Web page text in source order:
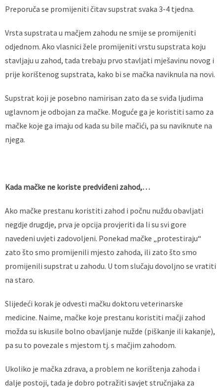
Preporuča se promijeniti čitav supstrat svaka 3-4 tjedna.
Vrsta supstrata u mačjem zahodu ne smije se promijeniti
odjednom. Ako vlasnici žele promijeniti vrstu supstrata koju
stavljaju u zahod, tada trebaju prvo stavljati mješavinu novog i
prije korištenog supstrata, kako bi se mačka naviknula na novi.
Supstrat koji je posebno namirisan zato da se sviđa ljudima
uglavnom je odbojan za mačke. Moguće ga je koristiti samo za
mačke koje ga imaju od kada su bile mačići, pa su naviknute na
njega.
Kada mačke ne koriste predviđeni zahod,…
Ako mačke prestanu koristiti zahod i počnu nuždu obavljati
negdje drugdje, prva je opcija provjeriti da li su svi gore
navedeni uvjeti zadovoljeni. Ponekad mačke „protestiraju“
zato što smo promijenili mjesto zahoda, ili zato što smo
promijenili supstrat u zahodu. U tom slučaju dovoljno se vratiti
na staro.
Slijedeći korak je odvesti mačku doktoru veterinarske
medicine. Naime, mačke koje prestanu koristiti mačji zahod
možda su iskusile bolno obavljanje nužde (piškanje ili kakanje),
pa su to povezale s mjestom tj. s mačjim zahodom.
Ukoliko je mačka zdrava, a problem ne korištenja zahoda i
dalje postoji, tada je dobro potražiti savjet stručnjaka za